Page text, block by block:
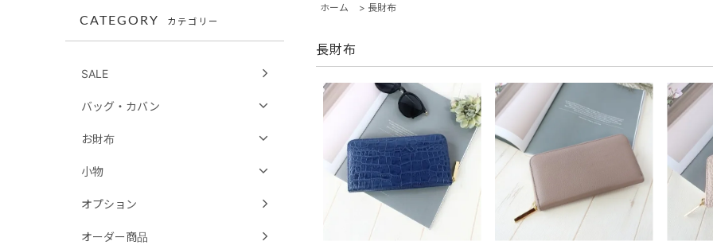
ホーム > 長財布
長財布
CATEGORY カテゴリー
SALE
バッグ・カバン
お財布
小物
オプション
オーダー商品